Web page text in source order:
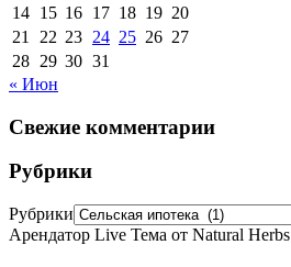
14 15 16 17 18 19 20
21
22 23 24 25 26 27
28 29 30 31
« Июн
Свежие комментарии
Рубрики
Рубрики
Арендатор Live Тема от Natural